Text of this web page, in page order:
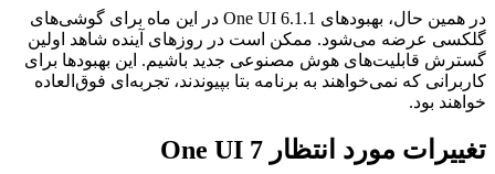
در همین حال، بهبودهای One UI 6.1.1 در این ماه برای گوشی‌های
گلکسی عرضه می‌شود. ممکن است در روزهای آینده شاهد اولین
گسترش قابلیت‌های هوش مصنوعی جدید باشیم. این بهبودها برای
کاربرانی که نمی‌خواهند به برنامه بتا بپیوندند، تجربه‌ای فوق‌العاده
خواهند بود.
تغییرات مورد انتظار One UI 7